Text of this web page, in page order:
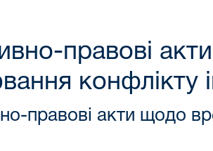
правові
конфлікту
правові акти щодо